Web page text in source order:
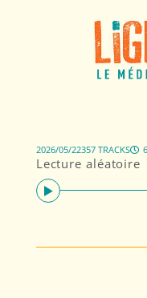
Lecture aléatoire
2026/05/22357 TRACKS